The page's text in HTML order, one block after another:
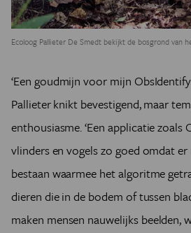
Ecoloog Pallieter De Smedt bekijkt de bosgrond van
‘Een goudmijn voor mijn
Pallieter knikt bevestigend, maar
enthousiasme. ‘Een applicatie
vlinders en vogels zo goed omdat
bestaan waarmee het algoritme
dieren die in de bodem of tussen
maken mensen nauwelijks beelden,